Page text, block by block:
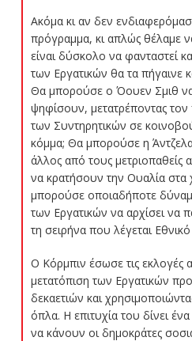
Ακόμα κι αν δεν
πρόγραμμα, κι απλώς θέλαμε
είναι δύσκολο να φανταστεί
των Εργατικών θα τα πήγαινε
Θα μπορούσε ο Όουεν Σμιθ
ψηφίσουν, μετατρέποντας
των Συντηρητικών σε
κόμμα; Θα μπορούσε η
άλλος από τους μετριοπαθείς
να κρατήσουν την Ουαλία στα
μπορούσε οποιαδήποτε
των Εργατικών να αρχίσει να
τη σειρήνα που λέγεται
Ο Κόρμπιν έσωσε τις εκλογές
μετατόπιση των Εργατικών
δεκαετιών και
όπλα. Η επιτυχία του δίνει
να κάνουν οι δημοκράτες